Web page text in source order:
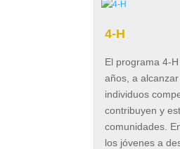
4-H
El programa 4-
años, a
individuos
contribuyen y
comunidades.
los jóvenes a